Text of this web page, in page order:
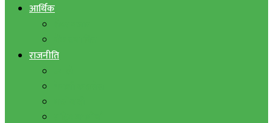
आर्थिक
राजनीति